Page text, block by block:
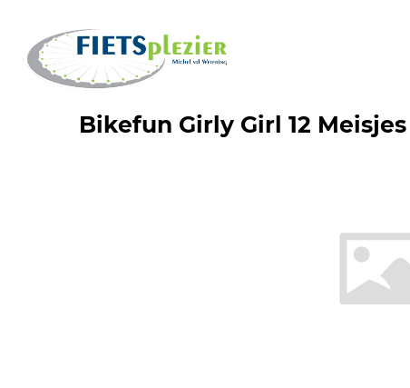
Bikefun Girly Girl 12